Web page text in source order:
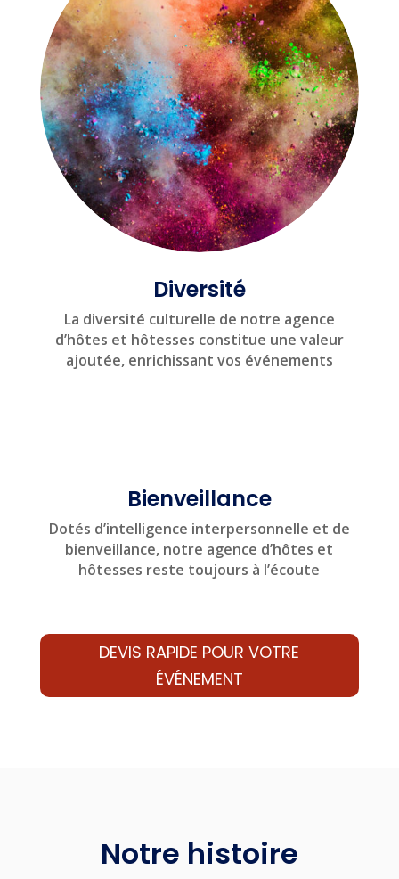
Diversité
La diversité culturelle de notre agence
d’hôtes et hôtesses constitue une valeur
ajoutée, enrichissant vos événements
Bienveillance
Dotés d’intelligence interpersonnelle et de
bienveillance, notre agence d’hôtes et
hôtesses reste toujours à l’écoute
DEVIS RAPIDE POUR VOTRE
ÉVÉNEMENT
Notre histoire